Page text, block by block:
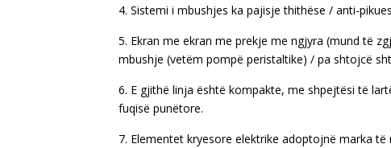
4. Sistemi i mbushjes ka pajisje thithëse / anti-
5. Ekran me ekran me prekje me ngjyra (mund të
mbushje (vetëm pompë peristaltike) / pa shtojcë
6. E gjithë linja është kompakte, me shpejtësi të
fuqisë punëtore.
7. Elementet kryesore elektrike adoptojnë marka të